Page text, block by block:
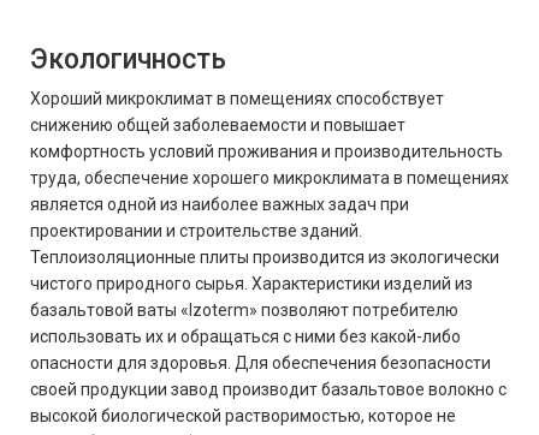
Экологичность
Хороший микроклимат в помещениях способствует
снижению общей заболеваемости и повышает
комфортность условий проживания и производительность
труда, обеспечение хорошего микроклимата в помещениях
является одной из наиболее важных задач при
проектировании и строительстве зданий.
Теплоизоляционные плиты производится из экологически
чистого природного сырья. Характеристики изделий из
базальтовой ваты «Izoterm» позволяют потребителю
использовать их и обращаться с ними без какой-либо
опасности для здоровья. Для обеспечения безопасности
своей продукции завод производит базальтовое волокно с
высокой биологической растворимостью, которое не